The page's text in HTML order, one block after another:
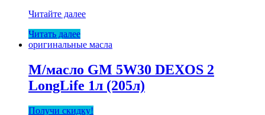
М/
NISSAN
5W40
1л
Читайте далее
Читать далее
оригинальные масла
М/масло GM 5W30 DEXOS 2
LongLife 1л (205л)
Получи скидку!